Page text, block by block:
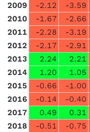
2009
-2.12 -3.59
2010
-1.67 -2.66
2011
-2.28 -3.19
2012
-2.17 -2.91
2013
2.24 2.21
2014
1.20 1.05
2015
-0.66 -1.00
2016
-0.14 -0.40
2017
0.49 0.31
2018
-0.51 -0.75